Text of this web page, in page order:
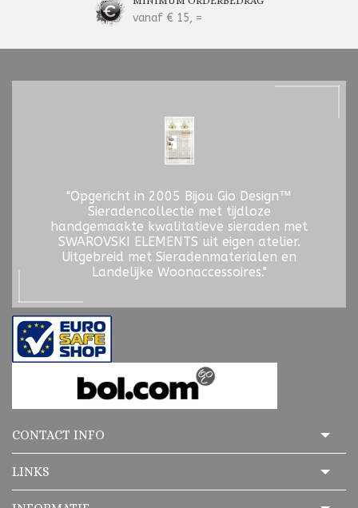
vanaf € 15, =
"Opgericht in 2005 Bijou Gio Design™
Sieradencollectie met tijdloze
handgemaakte kwalitatieve sieraden met
SWAROVSKI ELEMENTS uit eigen atelier.
Uitgebreid met Sieradenmaterialen en
Landelijke Woonaccessoires."
CONTACT INFO
LINKS